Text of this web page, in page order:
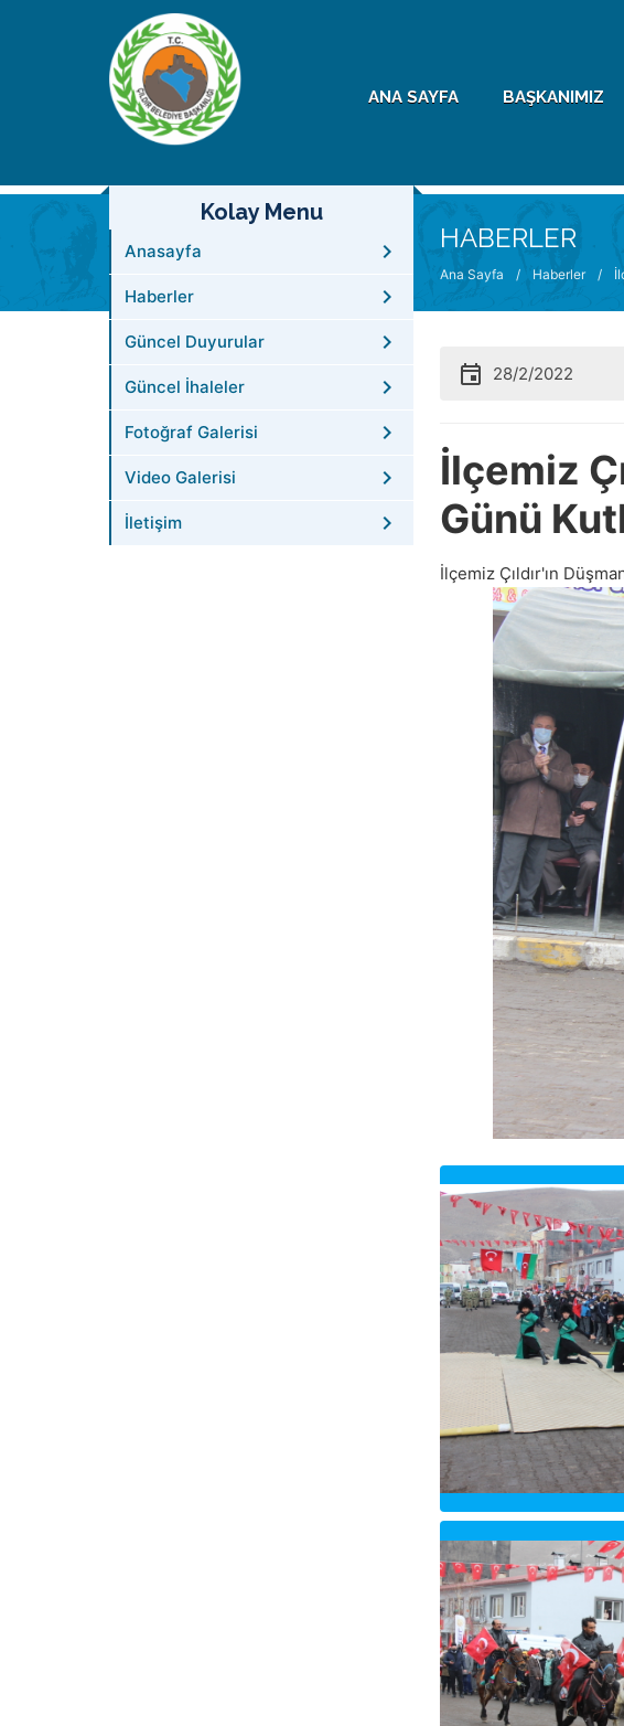
ANA SAYFA BAŞKANIMIZ
HABERLER
Ana Sayfa / Haberler /
Kolay Menu
Anasayfa
Haberler
Güncel Duyurular
Güncel İhaleler
Fotoğraf Galerisi
Video Galerisi
İletişim
28/2/2022
İlçemiz
Günü
İlçemiz Çıldır'ın